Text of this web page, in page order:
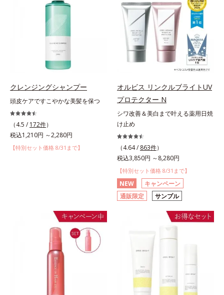
クレンジングシャンプー
頭皮ケアですこやかな美髪を保つ
（4.5 / 172件）
税込1,210円 ～2,280円
【特別セット価格 8/31まで】
オルビス リンクルブライトUV
プロテクター N
シワ改善＆美白まで叶える薬用日焼
け止め
（4.64 / 863件）
税込3,850円 ～8,280円
【特別セット価格 8/31まで】
NEW
キャンペーン
通販限定
サンプル